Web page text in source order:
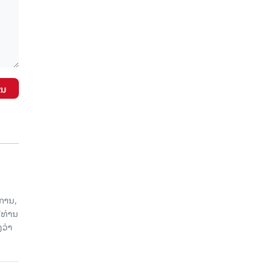
ານ,
ານ
າ